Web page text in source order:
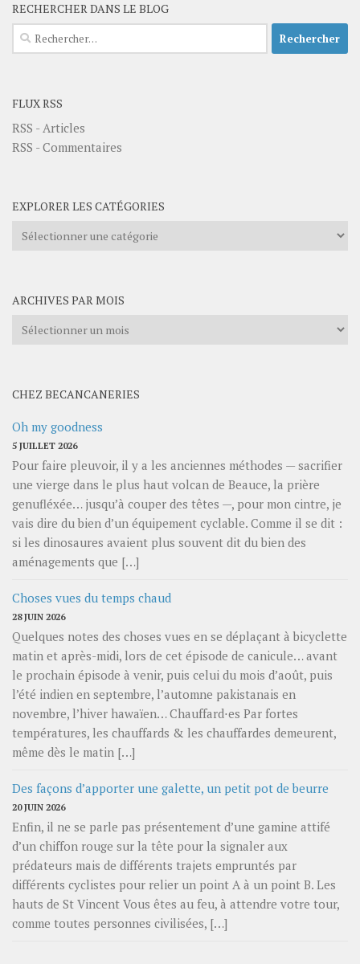
RECHERCHER DANS LE BLOG
Rechercher :
FLUX RSS
RSS - Articles
RSS - Commentaires
EXPLORER LES CATÉGORIES
Explorer
ARCHIVES PAR MOIS
Archives
CHEZ BECANCANERIES
Oh my goodness
5 JUILLET 2026
Pour faire pleuvoir, il y a les anciennes méthodes — sacrifier
une vierge dans le plus haut volcan de Beauce, la prière
genufléxée… jusqu’à couper des têtes —, pour mon cintre, je
vais dire du bien d’un équipement cyclable. Comme il se dit :
si les dinosaures avaient plus souvent dit du bien des
aménagements que […]
Choses vues du temps chaud
28 JUIN 2026
Quelques notes des choses vues en se déplaçant à bicyclette
matin et après-midi, lors de cet épisode de canicule… avant
le prochain épisode à venir, puis celui du mois d’août, puis
l’été indien en septembre, l’automne pakistanais en
novembre, l’hiver hawaïen… Chauffard⋅es Par fortes
températures, les chauffards & les chauffardes demeurent,
même dès le matin […]
Des façons d’apporter une galette, un petit pot de beurre
20 JUIN 2026
Enfin, il ne se parle pas présentement d’une gamine attifé
d’un chiffon rouge sur la tête pour la signaler aux
prédateurs mais de différents trajets empruntés par
différents cyclistes pour relier un point A à un point B. Les
hauts de St Vincent Vous êtes au feu, à attendre votre tour,
comme toutes personnes civilisées, […]